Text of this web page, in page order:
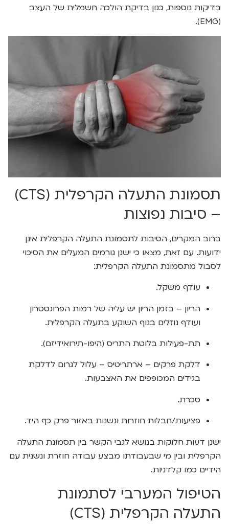
בדיקות נוספות, כגון בדיקת הולכה חשמלית של העצב
(EMG).
תסמונת התעלה הקרפלית (CTS)
– סיבות נפוצות
ברוב המקרים, הסיבות לתסמונת התעלה הקרפלית אינן
ידועות. עם זאת, מצאו כי ישנן גורמים המעלים את הסיכוי
לסבול מתסמונת התעלה הקרפלית:
עודף משקל.
הריון – בזמן הריון יש עליה של רמות הפרוגסטרון
ועודף נוזלים בגוף השוקע בתעלה הקרפלית.
תת-פעילות בלוטת התריס (היפו-תירואידיזם).
דלקת פרקים – ארתריטיס – עלול לגרום לדלקת
בגידים המכופפים את האצבעות.
סכרת.
פציעות/חבלות חוזרות ונשנות באזור פרק כף היד.
ישנן דעות חלוקות בנושא לגבי הקשר בין תסמונת התעלה
הקרפלית ובין מי שבעבודתו מבצע עבודה חוזרת ונשנית עם
הידיים כמו קלדניות.
הטיפול המערבי לסתמונת
התעלה הקרפלית (CTS)